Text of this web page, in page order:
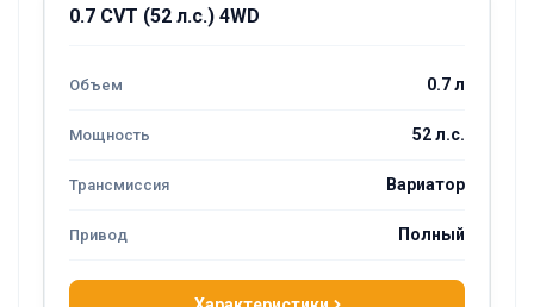
0.7 CVT (52 л.с.) 4WD
0.7 л
52 л.с.
Вариатор
Полный